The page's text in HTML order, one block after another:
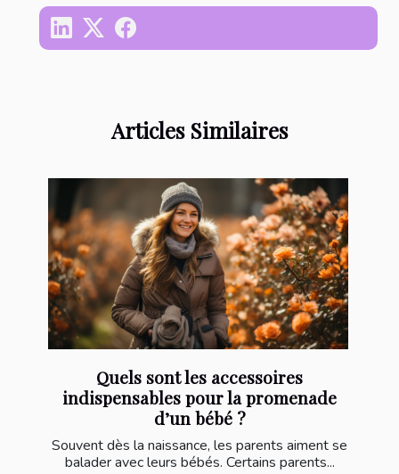
Articles Similaires
Quels sont les accessoires
indispensables pour la promenade
d’un bébé ?
Souvent dès la naissance, les parents aiment se
balader avec leurs bébés. Certains parents...